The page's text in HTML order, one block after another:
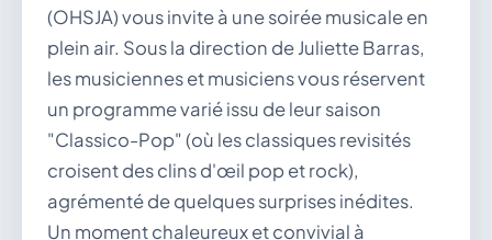
(OHSJA) vous invite à une soirée musicale en
plein air. Sous la direction de Juliette Barras,
les musiciennes et musiciens vous réservent
un programme varié issu de leur saison
"Classico-Pop" (où les classiques revisités
croisent des clins d'œil pop et rock),
agrémenté de quelques surprises inédites.
Un moment chaleureux et convivial à